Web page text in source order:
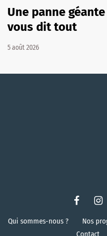
Une panne
vous dit tout
5 août 2026
Qui sommes-nous ? Nos
Contact